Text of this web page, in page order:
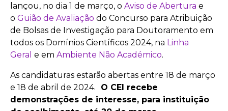
lançou, no dia 1 de março, o Aviso de Abertura e
o Guião de Avaliação do Concurso para Atribuição
de Bolsas de Investigação para Doutoramento em
todos os Domínios Científicos 2024, na Linha
Geral e em Ambiente Não Académico.
As candidaturas estarão abertas entre 18 de março
e 18 de abril de 2024.
O CEI recebe
demonstrações de interesse, para instituição